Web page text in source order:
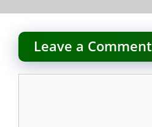
Leave a Comment